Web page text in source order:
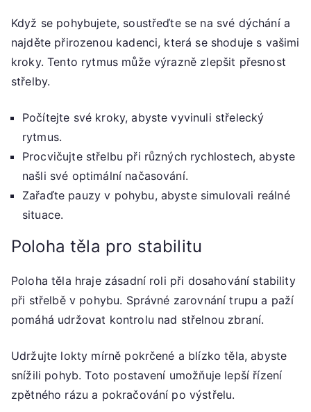
Když se pohybujete, soustřeďte se na své dýchání a
najděte přirozenou kadenci, která se shoduje s vašimi
kroky. Tento rytmus může výrazně zlepšit přesnost
střelby.
Počítejte své kroky, abyste vyvinuli střelecký
rytmus.
Procvičujte střelbu při různých rychlostech, abyste
našli své optimální načasování.
Zařaďte pauzy v pohybu, abyste simulovali reálné
situace.
Poloha těla pro stabilitu
Poloha těla hraje zásadní roli při dosahování stability
při střelbě v pohybu. Správné zarovnání trupu a paží
pomáhá udržovat kontrolu nad střelnou zbraní.
Udržujte lokty mírně pokrčené a blízko těla, abyste
snížili pohyb. Toto postavení umožňuje lepší řízení
zpětného rázu a pokračování po výstřelu.